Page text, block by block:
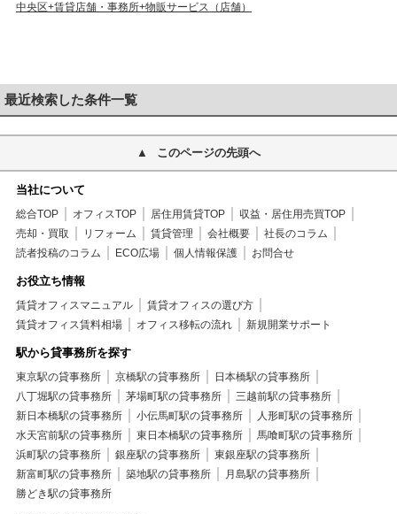
中央区+賃貸店舗・事務所+物販サービス（店舗）
最近検索した条件一覧
このページの先頭へ
当社について
総合TOP オフィスTOP 居住用賃貸TOP
収益・居住用売買TOP
売却・買取
リフォーム 賃貸管理 会社概要
社長のコラム
読者投稿のコラム
ECO広場 個人情報保護 お問合せ
お役立ち情報
賃貸オフィスマニュアル
賃貸オフィスの選び方
賃貸オフィス賃料相場
オフィス移転の流れ 新規開業サポート
駅から貸事務所を探す
東京駅の貸事務所 京橋駅の貸事務所
日本橋駅の貸事務所
八丁堀駅の貸事務所
茅場町駅の貸事務所
三越前駅の貸事務所
新日本橋駅の貸事務所
小伝馬町駅の貸事務所
人形町駅の貸事務所
水天宮前駅の貸事務所
東日本橋駅の貸事務所
馬喰町駅の貸事務所
浜町駅の貸事務所
銀座駅の貸事務所
東銀座駅の貸事務所
新富町駅の貸事務所
築地駅の貸事務所
月島駅の貸事務所
勝どき駅の貸事務所